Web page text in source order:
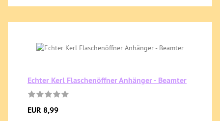
Echter Kerl Flaschenöffner Anhänger - Beamter
EUR 8,99